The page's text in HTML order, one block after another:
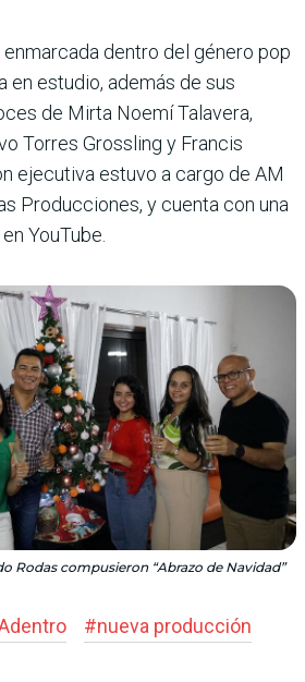
enmarcada dentro del género pop
en estudio, además de sus
de Mirta Noemí Talavera,
Torres Grossling y Francis
ejecutiva estuvo a cargo de AM
Producciones, y cuenta con una
YouTube.
Rodas compusieron “Abrazo de Navidad”
#nueva producción